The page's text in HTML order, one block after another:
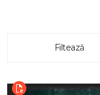
Filtează